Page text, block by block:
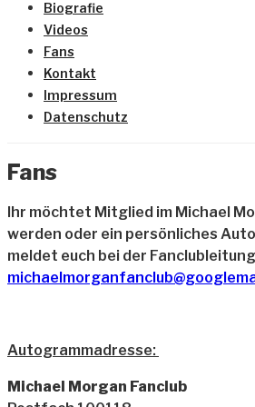
Biografie
Videos
Fans
Kontakt
Impressum
Datenschutz
Fans
Ihr möchtet Mitglied im Michael
werden oder ein persönliches
meldet euch bei der
Autogrammadresse:
Michael Morgan Fanclub